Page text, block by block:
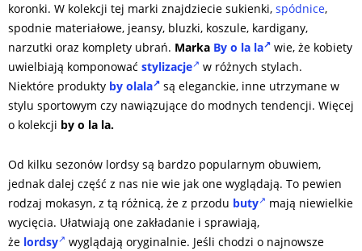
koronki. W kolekcji tej marki znajdziecie sukienki, spódnice,
spodnie materiałowe, jeansy, bluzki, koszule, kardigany,
narzutki oraz komplety ubrań. Marka By o la la
wie, że kobiety
uwielbiają komponować stylizacje
w różnych stylach.
Niektóre produkty by olala
są eleganckie, inne utrzymane w
stylu sportowym czy nawiązujące do modnych tendencji. Więcej
o kolekcji by o la la.
Od kilku sezonów lordsy są bardzo popularnym obuwiem,
jednak dalej część z nas nie wie jak one wyglądają. To pewien
rodzaj mokasyn, z tą różnicą, że z przodu buty
mają niewielkie
wycięcia. Ułatwiają one zakładanie i sprawiają,
że lordsy
wyglądają oryginalnie. Jeśli chodzi o najnowsze